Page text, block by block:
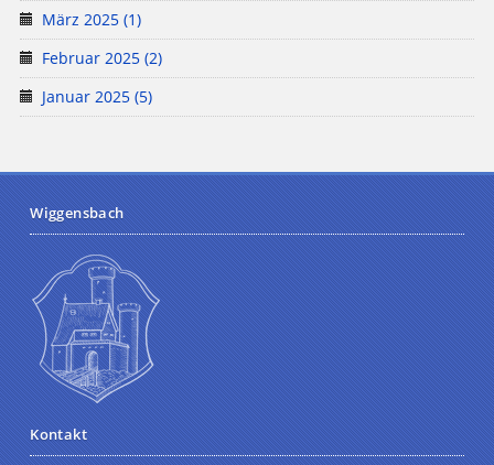
März 2025 (1)
Februar 2025 (2)
Januar 2025 (5)
Wiggensbach
Kontakt